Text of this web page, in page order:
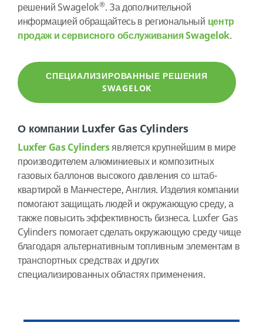
решений Swagelok®. За дополнительной
информацией обращайтесь в региональный центр
продаж и сервисного обслуживания Swagelok.
СПЕЦИАЛИЗИРОВАННЫЕ РЕШЕНИЯ
SWAGELOK
О компании Luxfer Gas Cylinders
Luxfer Gas Cylindersявляется крупнейшим в мире
производителем алюминиевых и композитных
газовых баллонов высокого давления со штаб-
квартирой в Манчестере, Англия. Изделия компании
помогают защищать людей и окружающую среду, а
также повысить эффективность бизнеса. Luxfer Gas
Cylinders помогает сделать окружающую среду чище
благодаря альтернативным топливным элементам в
транспортных средствах и других
специализированных областях применения.